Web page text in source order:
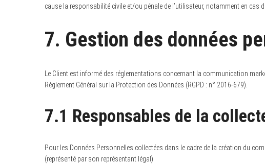
cause la responsabilité civile et/ou pénale de l’utilisateur, notamment en
7. Gestion des données
Le Client est informé des réglementations concernant la communication
Règlement Général sur la Protection des Données (RGPD : n° 2016-679).
7.1 Responsables de la
Pour les Données Personnelles collectées dans le cadre de la création du
(représenté par son représentant légal)